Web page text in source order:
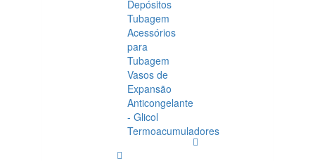
Depósitos
Tubagem
Acessórios
para
Tubagem
Vasos de
Expansão
Anticongelante
- Glicol
Termoacumuladores